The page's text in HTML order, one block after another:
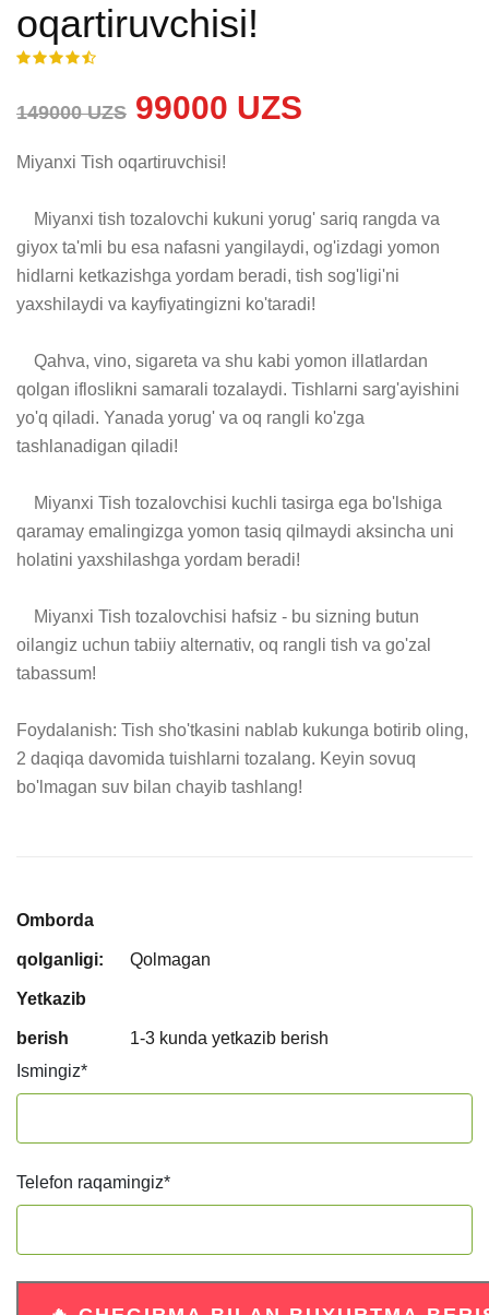
oqartiruvchisi!
149000 UZS 99000 UZS
Miyanxi Tish oqartiruvchisi!
giyox ta'mli bu esa nafasni yangilaydi, og'izdagi yomon
hidlarni ketkazishga yordam beradi, tish sog'ligi'ni
yaxshilaydi va kayfiyatingizni ko'taradi!
qolgan ifloslikni samarali tozalaydi. Tishlarni sarg'ayishini
yo'q qiladi. Yanada yorug' va oq rangli ko'zga
tashlanadigan qiladi!
qaramay emalingizga yomon tasiq qilmaydi aksincha uni
holatini yaxshilashga yordam beradi!
oilangiz uchun tabiiy alternativ, oq rangli tish va go'zal
tabassum!
Foydalanish: Tish sho'tkasini nablab kukunga botirib oling,
2 daqiqa davomida tuishlarni tozalang. Keyin sovuq
bo'lmagan suv bilan chayib tashlang!
Omborda
qolganligi: Qolmagan
Yetkazib
berish
1-3 kunda yetkazib berish
Ismingiz*
Telefon raqamingiz*